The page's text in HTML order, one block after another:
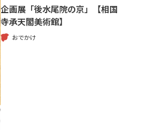
企画展「後水尾院の京」【相国
寺承天閣美術館】
おでかけ